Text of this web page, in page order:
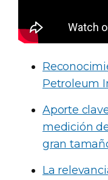
Petroleum
Aporte
medición
gran
La